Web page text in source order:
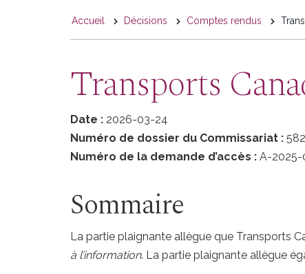
You
are
here
Accueil Décisions Comptes rendus
Transports
Date : 2026-03-24
Numéro de dossier du Commissariat :
Numéro de la demande d’accès : A-2025-
Sommaire
La partie plaignante allègue que Transports
à l’information. La partie plaignante allègue